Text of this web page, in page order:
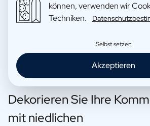
Dekorieren Sie Ihre
mit niedlichen
können, verwenden wir
Techniken.
Selbst setzen
Akzeptieren